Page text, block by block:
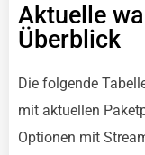
Aktuelle
Überblick
Die folgende
mit aktuellen
Optionen mit